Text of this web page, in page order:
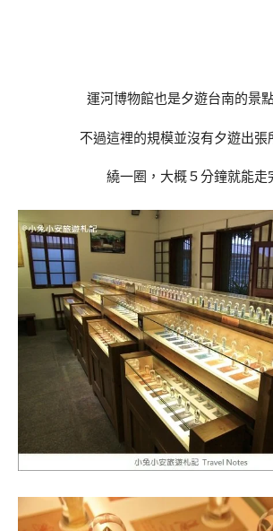
運河博物館也是夕遊台南的景
不過這裡的規模並沒有夕遊出張
繞一圈，大概５分鐘就能走